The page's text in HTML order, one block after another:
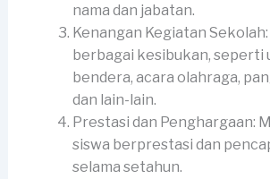
nama dan jabatan.
Kenangan Kegiatan
berbagai kesibukan, seperti
bendera, acara olahraga,
dan lain-lain.
Prestasi dan Penghargaan:
siswa berprestasi dan
selama setahun.